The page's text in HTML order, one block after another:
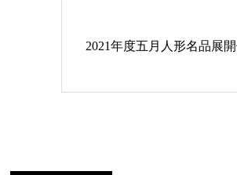
2021年度五月人形名品展